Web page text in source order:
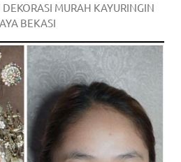
MURAH KAYURINGIN
BEKASI